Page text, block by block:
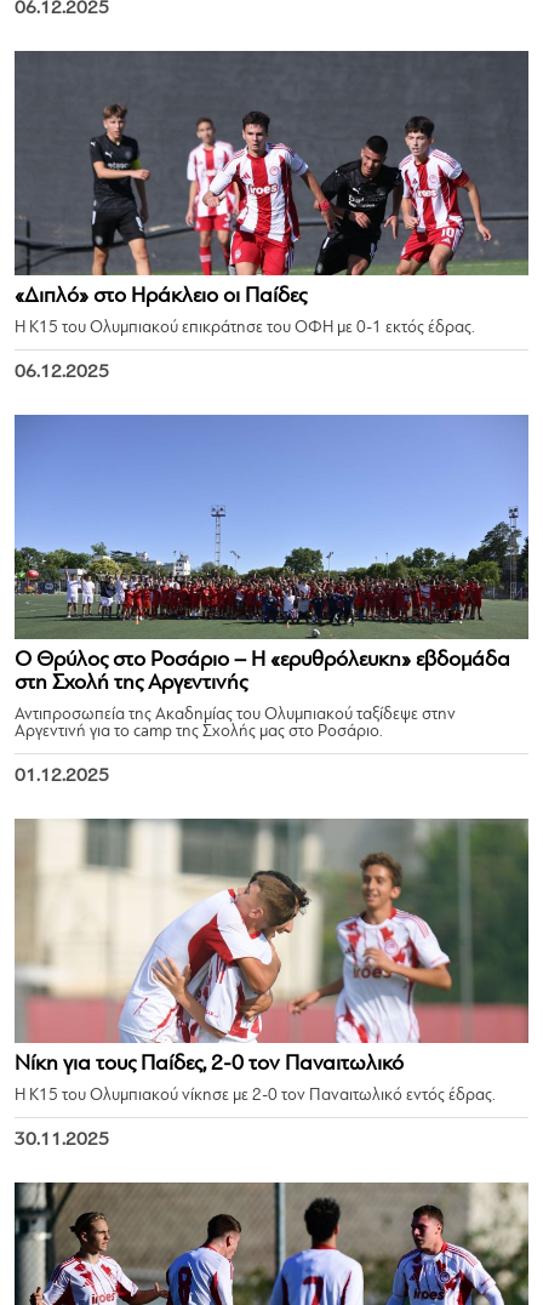
06.12.2025
«Διπλό» στο Ηράκλειο οι Παίδες
Η Κ15 του Ολυμπιακού επικράτησε του ΟΦΗ με 0-1 εκτός έδρας.
06.12.2025
Ο Θρύλος στο Ροσάριο – Η «ερυθρόλευκη» εβδομάδα
στη Σχολή της Αργεντινής
Αντιπροσωπεία της Ακαδημίας του Ολυμπιακού ταξίδεψε στην
Αργεντινή για το camp της Σχολής μας στο Ροσάριο.
01.12.2025
Νίκη για τους Παίδες, 2-0 τον Παναιτωλικό
Η Κ15 του Ολυμπιακού νίκησε με 2-0 τον Παναιτωλικό εντός έδρας.
30.11.2025